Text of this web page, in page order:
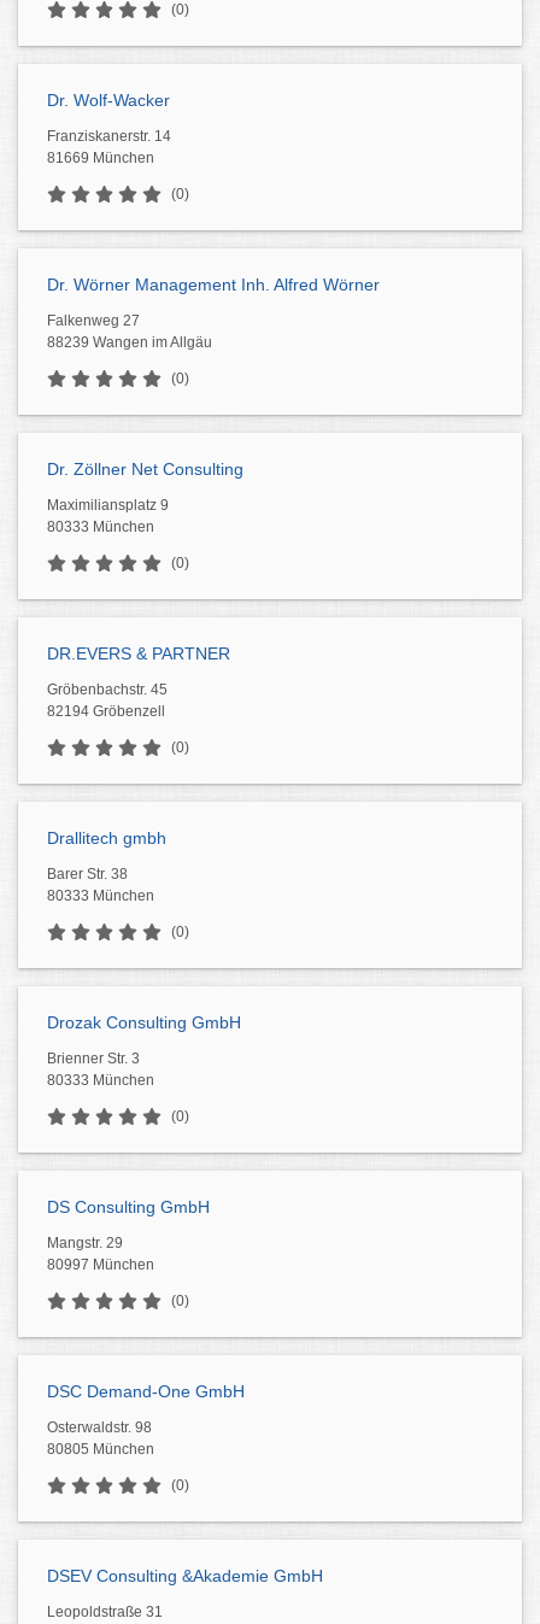
(0)
Dr. Wolf-Wacker
Franziskanerstr. 14
81669 München
(0)
Dr. Wörner Management Inh. Alfred Wörner
Falkenweg 27
88239 Wangen im Allgäu
(0)
Dr. Zöllner Net Consulting
Maximiliansplatz 9
80333 München
(0)
DR.EVERS & PARTNER
Gröbenbachstr. 45
82194 Gröbenzell
(0)
Drallitech gmbh
Barer Str. 38
80333 München
(0)
Drozak Consulting GmbH
Brienner Str. 3
80333 München
(0)
DS Consulting GmbH
Mangstr. 29
80997 München
(0)
DSC Demand-One GmbH
Osterwaldstr. 98
80805 München
(0)
DSEV Consulting &Akademie GmbH
Leopoldstraße 31